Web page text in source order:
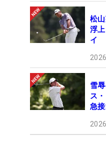
松
浮
イ
雪
ス
急